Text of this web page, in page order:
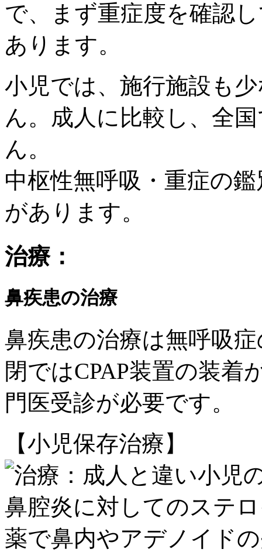
で、まず重症度を確認
あります。
小児では、施行施設も
ん。成人に比較し、全
ん。
中枢性無呼吸・重症の
があります。
治療：
鼻疾患の治療
鼻疾患の治療は無呼吸
閉ではCPAP装置の装着
門医受診が必要です。
【小児保存治療】
成人と違い小児
鼻腔炎に対してのステ
薬で鼻内やアデノイド